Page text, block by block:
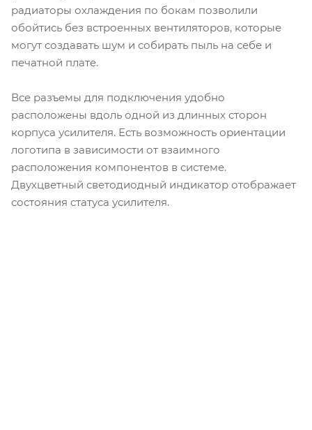
радиаторы охлаждения по бокам позволили
обойтись без встроенных вентиляторов, которые
могут создавать шум и собирать пыль на себе и
печатной плате.
Все разъемы для подключения удобно
расположены вдоль одной из длинных сторон
корпуса усилителя. Есть возможность ориентации
логотипа в зависимости от взаимного
расположения компонентов в системе.
Двухцветный светодиодный индикатор отображает
состояния статуса усилителя.